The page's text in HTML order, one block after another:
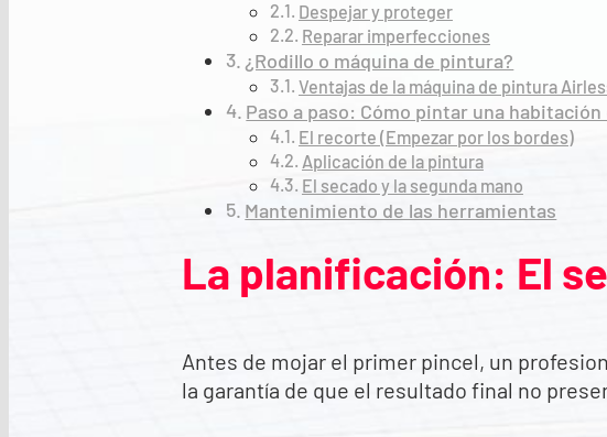
Despejar y proteger
Reparar imperfecciones
¿Rodillo o máquina de pintura?
Ventajas de la máquina de pintura
Paso a paso: Cómo pintar una
El recorte (Empezar por los bordes)
Aplicación de la pintura
El secado y la segunda mano
Mantenimiento de las herramientas
La planificación: El
Antes de mojar el primer pincel, un
la garantía de que el resultado final no